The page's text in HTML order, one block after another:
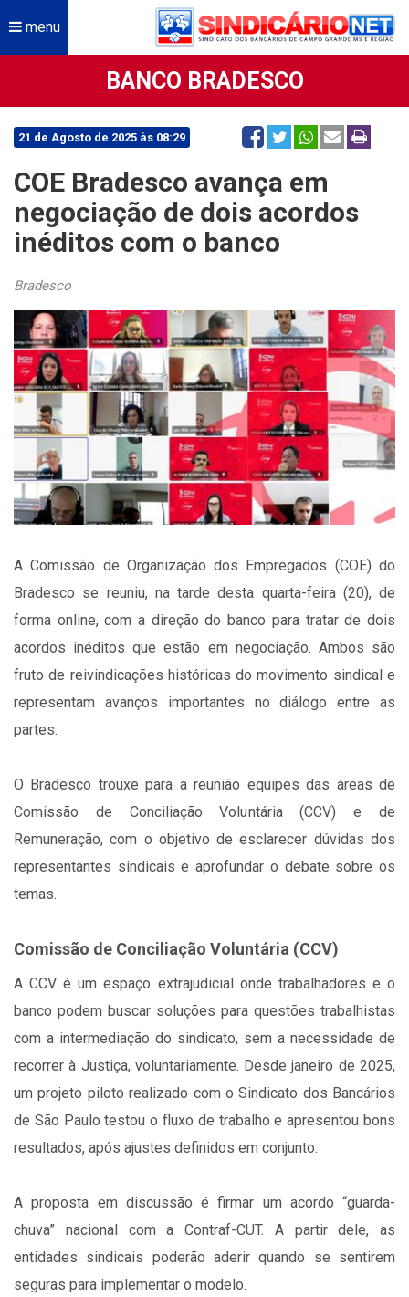
menu
BANCO BRADESCO
21 de Agosto de 2025 às 08:29
COE Bradesco avança em
negociação de dois acordos
inéditos com o banco
Bradesco
A Comissão de Organização dos Empregados (COE) do
Bradesco se reuniu, na tarde desta quarta-feira (20), de
forma online, com a direção do banco para tratar de dois
acordos inéditos que estão em negociação. Ambos são
fruto de reivindicações históricas do movimento sindical e
representam avanços importantes no diálogo entre as
partes.
O Bradesco trouxe para a reunião equipes das áreas de
Comissão de Conciliação Voluntária (CCV) e de
Remuneração, com o objetivo de esclarecer dúvidas dos
representantes sindicais e aprofundar o debate sobre os
temas.
Comissão de Conciliação Voluntária (CCV)
A CCV é um espaço extrajudicial onde trabalhadores e o
banco podem buscar soluções para questões trabalhistas
com a intermediação do sindicato, sem a necessidade de
recorrer à Justiça, voluntariamente. Desde janeiro de 2025,
um projeto piloto realizado com o Sindicato dos Bancários
de São Paulo testou o fluxo de trabalho e apresentou bons
resultados, após ajustes definidos em conjunto.
A proposta em discussão é firmar um acordo “guarda-
chuva” nacional com a Contraf-CUT. A partir dele, as
entidades sindicais poderão aderir quando se sentirem
seguras para implementar o modelo.